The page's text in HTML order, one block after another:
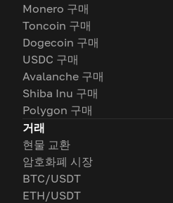
Monero 구매
Toncoin 구매
Dogecoin 구매
USDC 구매
Avalanche 구매
Shiba Inu 구매
Polygon 구매
거래
현물 교환
암호화폐 시장
BTC/USDT
ETH/USDT